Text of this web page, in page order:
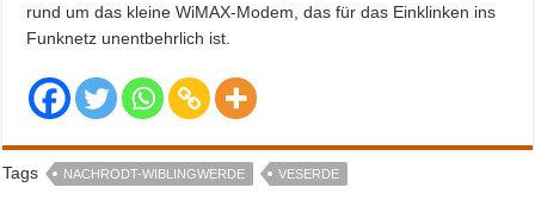
rund um das kleine WiMAX-Modem, das für das Einklinken ins
Funknetz unentbehrlich ist.
Tags NACHRODT-WIBLINGWERDE VESERDE